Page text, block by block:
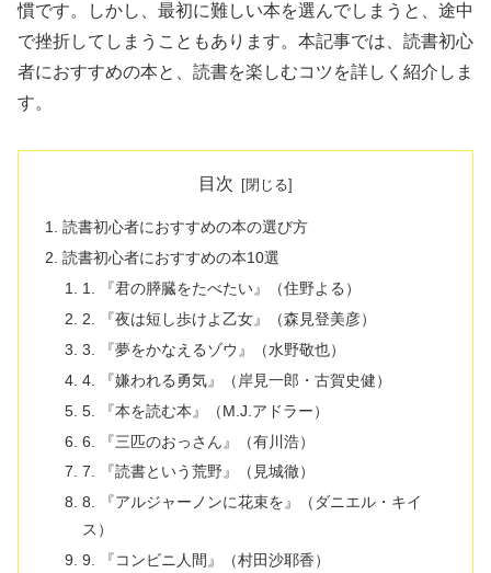
慣です。しかし、最初に難しい本を選んでしまうと、途中
で挫折してしまうこともあります。本記事では、読書初心
者におすすめの本と、読書を楽しむコツを詳しく紹介しま
す。
目次
読書初心者におすすめの本の選び方
読書初心者におすすめの本10選
1. 『君の膵臓をたべたい』（住野よる）
2. 『夜は短し歩けよ乙女』（森見登美彦）
3. 『夢をかなえるゾウ』（水野敬也）
4. 『嫌われる勇気』（岸見一郎・古賀史健）
5. 『本を読む本』（M.J.アドラー）
6. 『三匹のおっさん』（有川浩）
7. 『読書という荒野』（見城徹）
8. 『アルジャーノンに花束を』（ダニエル・キイ
ス）
9. 『コンビニ人間』（村田沙耶香）